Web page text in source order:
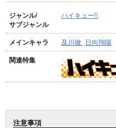
ジャンル/
サブジャンル
ハイキュー!!
メインキャラ 及川徹 日向翔陽
関連特集
注意事項